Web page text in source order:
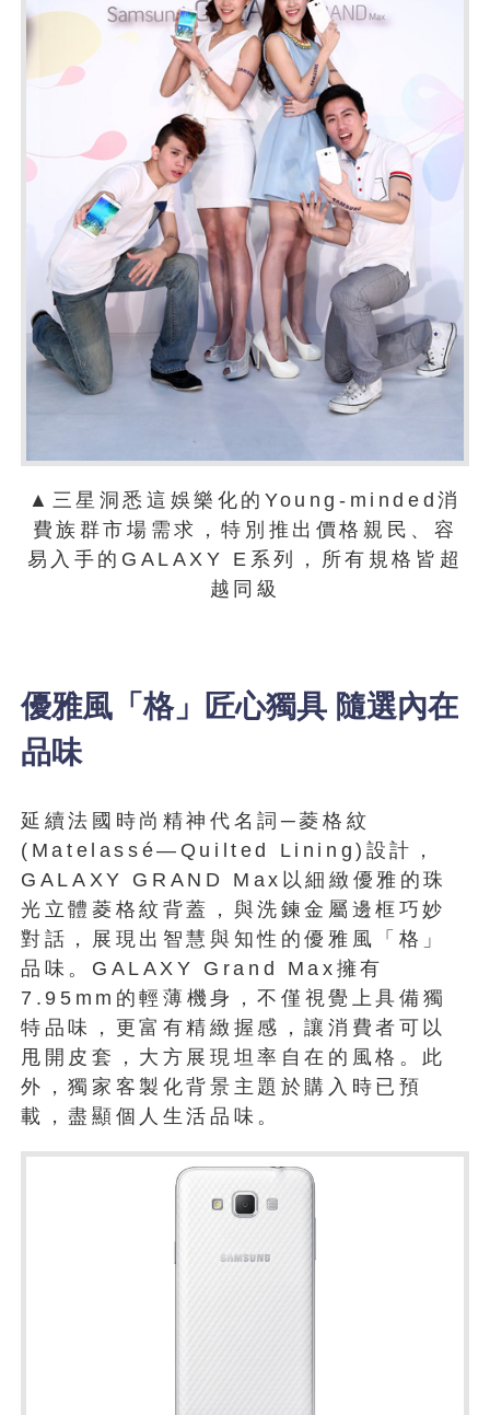
▲三星洞悉這娛樂化的Young-minded消
費族群市場需求，特別推出價格親民、容
易入手的GALAXY E系列，所有規格皆超
越同級
優雅風「格」匠心獨具 隨選內在
品味
延續法國時尚精神代名詞─菱格紋
(Matelassé—Quilted Lining)設計，
GALAXY GRAND Max以細緻優雅的珠
光立體菱格紋背蓋，與洗鍊金屬邊框巧妙
對話，展現出智慧與知性的優雅風「格」
品味。GALAXY Grand Max擁有
7.95mm的輕薄機身，不僅視覺上具備獨
特品味，更富有精緻握感，讓消費者可以
甩開皮套，大方展現坦率自在的風格。此
外，獨家客製化背景主題於購入時已預
載，盡顯個人生活品味。